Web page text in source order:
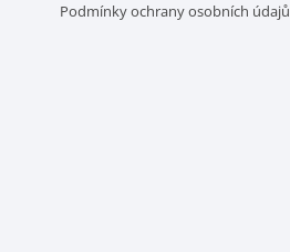
Podmínky ochrany osobních údajů